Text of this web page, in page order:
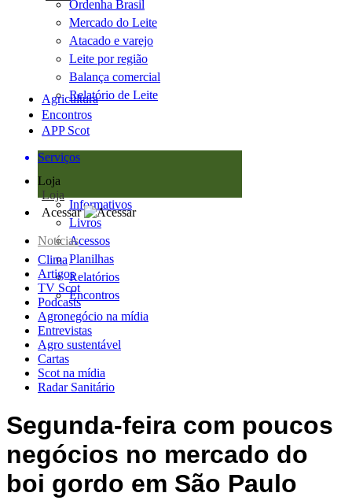
Ordenha Brasil
Mercado do Leite
Atacado e varejo
Leite por região
Balança comercial
Relatório de Leite
Agricultura
Encontros
APP Scot
Serviços
Loja
Loja
Informativos
Livros
Acessos
Planilhas
Relatórios
Encontros
Acessar
Notícias
Clima
Artigos
TV Scot
Podcasts
Agronegócio na mídia
Entrevistas
Agro sustentável
Cartas
Scot na mídia
Radar Sanitário
Segunda-feira com poucos
negócios no mercado do
boi gordo em São Paulo